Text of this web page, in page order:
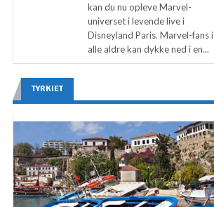
kan du nu opleve Marvel-
universet i levende live i
Disneyland Paris. Marvel-fans i
alle aldre kan dykke ned i en...
TYRKIET